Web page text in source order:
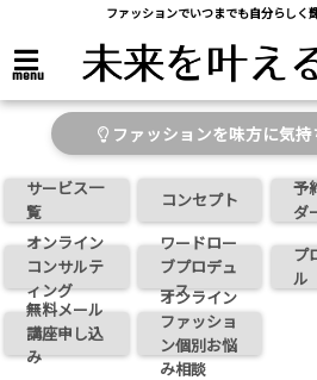
ファッションでいつまでも自分らしく
menu
ファッションを味方に気持
サービス一
覧
コンセプト
予
ダ
オンライン
コンサルテ
ィング
ワードロー
ブプロデュ
ース
プ
ル
無料メール
講座申し込
み
オンライン
ファッショ
ン個別お悩
み相談